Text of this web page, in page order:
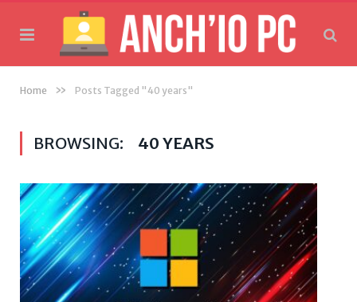
Home » Posts Tagged "40 years"
BROWSING: 40 YEARS